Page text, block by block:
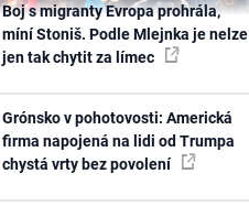
Boj s migranty Evropa prohrála,
míní Stoniš. Podle Mlejnka je nelze
jen tak chytit za límec
Grónsko v pohotovosti: Americká
firma napojená na lidi od Trumpa
chystá vrty bez povolení